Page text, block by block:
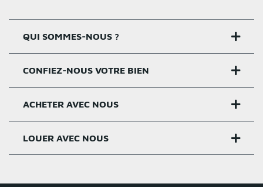
QUI SOMMES-NOUS ?
Nos agences
Notre histoire
Nos valeurs
CONFIEZ-NOUS VOTRE BIEN
Estimer un bien
Critères estimation
ACHETER AVEC NOUS
Acheter sur Rennes
LOUER AVEC NOUS